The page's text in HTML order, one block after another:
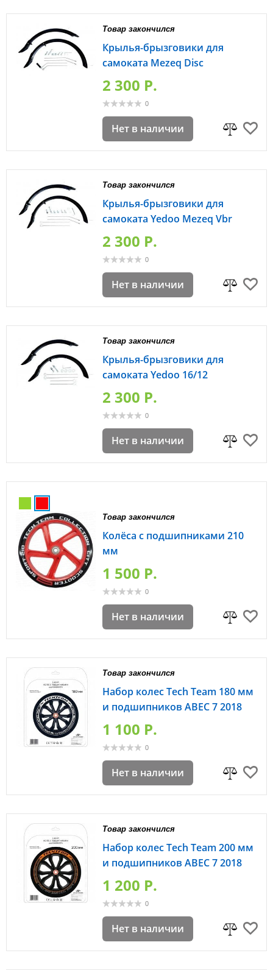
Товар закончился
Крылья-брызговики для
самоката Mezeq Disc
2 300 P.
0
Нет в наличии
Товар закончился
Крылья-брызговики для
самоката Yedoo Mezeq Vbr
2 300 P.
0
Нет в наличии
Товар закончился
Крылья-брызговики для
самоката Yedoo 16/12
2 300 P.
0
Нет в наличии
Товар закончился
Колёса с подшипниками 210
мм
1 500 P.
0
Нет в наличии
Товар закончился
Набор колес Tech Team 180 мм
и подшипников ABEC 7 2018
1 100 P.
0
Нет в наличии
Товар закончился
Набор колес Tech Team 200 мм
и подшипников ABEC 7 2018
1 200 P.
0
Нет в наличии